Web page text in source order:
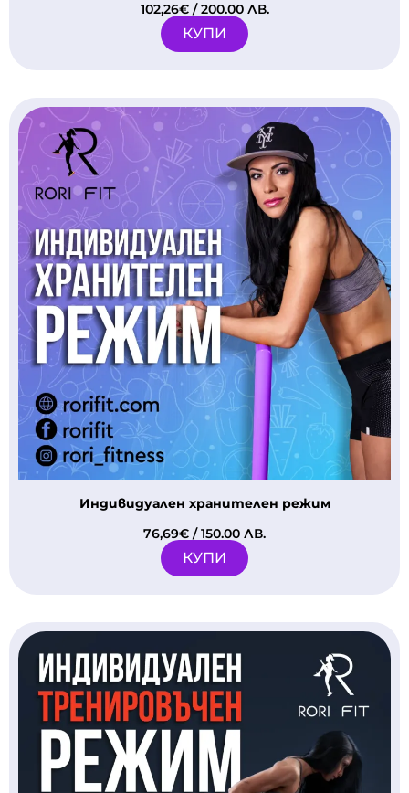
102,26€ / 200.00 ЛВ.
КУПИ
Индивидуален хранителен режим
76,69€ / 150.00 ЛВ.
КУПИ